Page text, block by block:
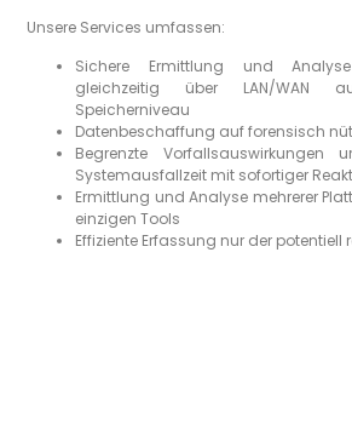
Unsere Services umfassen:
Sichere Ermittlung und
gleichzeitig über LAN/WAN
Speicherniveau
Datenbeschaffung auf forensisch
Begrenzte Vorfallsauswirkungen
Systemausfallzeit mit sofortiger
Ermittlung und Analyse mehrerer
einzigen Tools
Effiziente Erfassung nur der potentiell